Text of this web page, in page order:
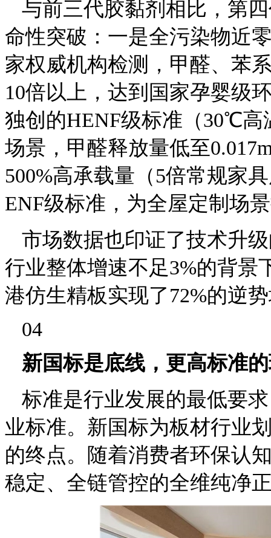
与前三代胶黏剂相比，第
命性突破：一是全污染物近
家权威机构检测，甲醛、苯
10倍以上，达到国家孕婴级
独创的HENF级标准（30℃
场景，甲醛释放量低至
500%高承载量（5倍常规家
ENF级标准，为全屋定制场
市场数据也印证了技术升
行业整体增速不足3%的背景
港仿生精板实现了72%的逆
04
新国标是底线，更高标准
标准是行业发展的最低要
业标准。新国标为板材行业
的终点。随着消费者环保认
稳定、全链管控的全维纯净